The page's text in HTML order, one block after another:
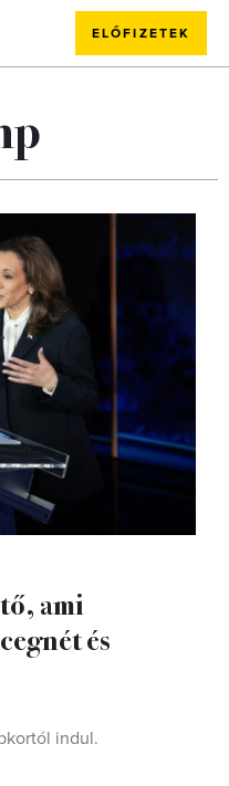
ELŐFIZETEK
ami
és
indul.